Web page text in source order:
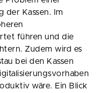
der Kassen. Im
führen und die
Zudem wird es
bei den Kassen
wäre. Ein Blick